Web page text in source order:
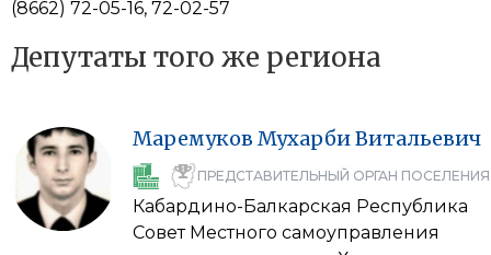
(8662) 72-05-16, 72-02-57
Депутаты того же региона
Маремуков МухарбиВитальевич
ПРЕДСТАВИТЕЛЬНЫЙ ОРГАН ПОСЕЛЕНИЯ
Кабардино-Балкарская Республика
Совет Местного самоуправления